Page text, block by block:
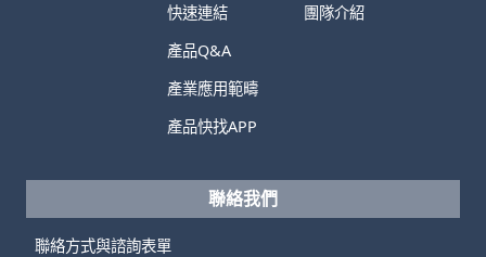
快速連結
產品Q&A
產業應用範疇
產品快找APP
團隊介紹
聯絡我們
聯絡方式與諮詢表單